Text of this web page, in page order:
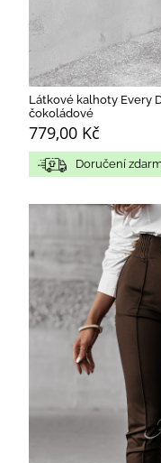
Látkové kalhoty Every
čokoládové
779,00 Kč
Doručení